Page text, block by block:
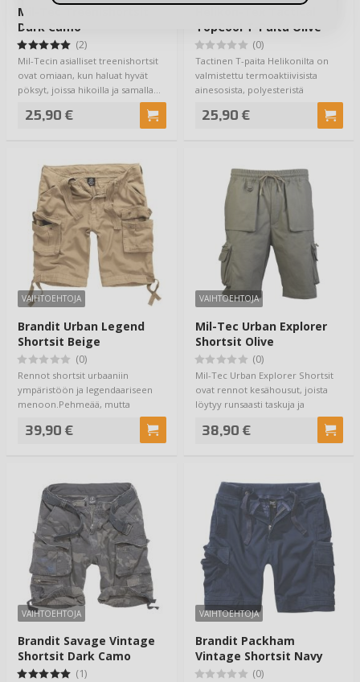
Mil-Tec Treenishortsit
Dark Camo
(2)
Mil-Tecin asialliset treenishortsit
ovat omiaan, kun haluat hyvät
pöksyt, joissa hikoilla ja samalla…
25,90 €
TopCool T-Paita Olive
(0)
Tactinen T-paita Helikonilta on
valmistettu termoaktiivisista
ainesosista, polyesteristä
25,90 €
VAIHTOEHTOJA
Brandit Urban Legend
Shortsit Beige
(0)
Rennot shortsit urbaaniin
ympäristöön ja legendaariseen
menoon.Pehmeää, mutta
39,90 €
VAIHTOEHTOJA
Mil-Tec Urban Explorer
Shortsit Olive
(0)
Mil-Tec Urban Explorer Shortsit
ovat rennot kesähousut, joista
löytyy runsaasti taskuja ja
38,90 €
VAIHTOEHTOJA
Brandit Savage Vintage
Shortsit Dark Camo
(1)
VAIHTOEHTOJA
Brandit Packham
Vintage Shortsit Navy
(0)